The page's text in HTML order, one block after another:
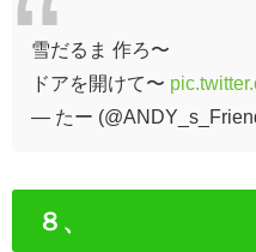
雪だるま 作ろ〜
ドアを開けて〜
— たー
８、